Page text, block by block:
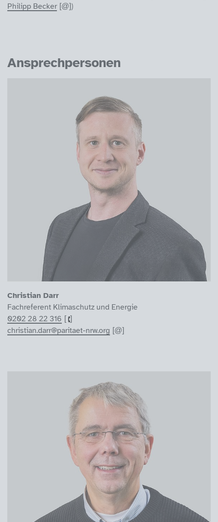
Philipp Becker
)
Ansprechpersonen
Christian Darr
Fachreferent Klimaschutz und Energie
0202 28 22 316
christian.darr@paritaet-nrw.org